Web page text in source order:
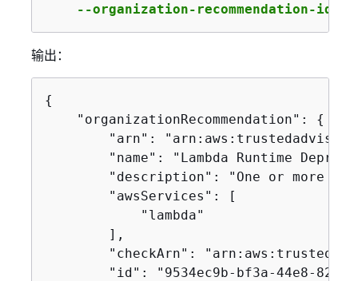
--organization-recommendation-
输出：
{
    "organizationRecommendation":
{
"arn":
"name": "Lambda Runtime
"description": "One or more
        "awsServices": [
            "lambda"
        ],
"checkArn":
"id": "9534ec9b-bf3a-44e8-